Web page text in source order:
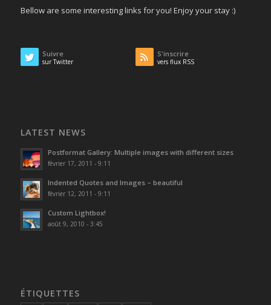
Bellow are some interesting links for you! Enjoy your stay :)
Suivre
sur Twitter
S'inscrire
vers flux RSS
LATEST NEWS
Postformat Gallery: Multiple images with different sizes
février 17, 2011 - 9:11
Indented Quotes and Images – beautiful
février 12, 2011 - 9:11
Custom Lightbox!
août 9, 2010 - 3:45
ÉTIQUETTES